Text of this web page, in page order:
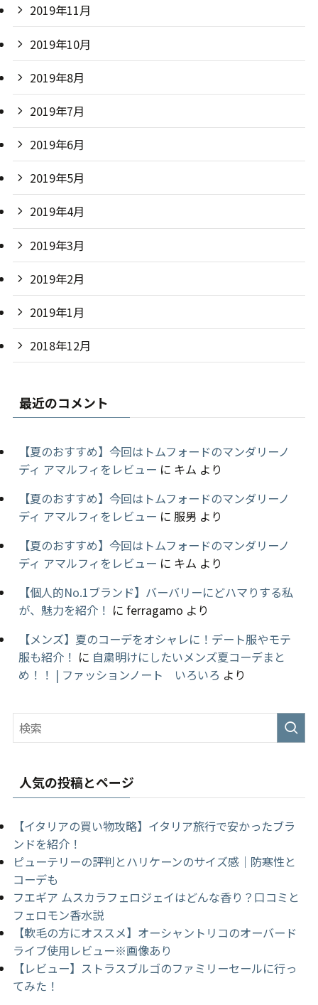
2019年11月
2019年10月
2019年8月
2019年7月
2019年6月
2019年5月
2019年4月
2019年3月
2019年2月
2019年1月
2018年12月
最近のコメント
【夏のおすすめ】今回はトムフォードのマンダリーノ
ディ アマルフィをレビュー に キム より
【夏のおすすめ】今回はトムフォードのマンダリーノ
ディ アマルフィをレビュー に 服男 より
【夏のおすすめ】今回はトムフォードのマンダリーノ
ディ アマルフィをレビュー に キム より
【個人的No.1ブランド】バーバリーにどハマりする私
が、魅力を紹介！ に ferragamo より
【メンズ】夏のコーデをオシャレに！デート服やモテ
服も紹介！ に 自粛明けにしたいメンズ夏コーデまと
め！！ | ファッションノート いろいろ より
人気の投稿とページ
【イタリアの買い物攻略】イタリア旅行で安かったブラ
ンドを紹介！
ピューテリーの評判とハリケーンのサイズ感｜防寒性と
コーデも
フエギア ムスカラフェロジェイはどんな香り？口コミと
フェロモン香水説
【軟毛の方にオススメ】オーシャントリコのオーバード
ライブ使用レビュー※画像あり
【レビュー】ストラスブルゴのファミリーセールに行っ
てみた！